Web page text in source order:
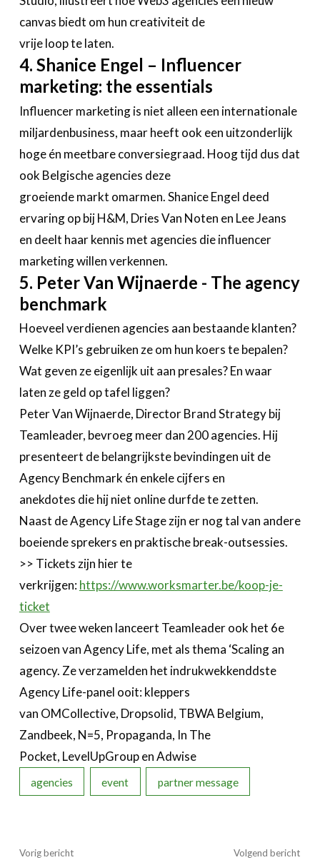
canvas biedt om hun creativiteit de
vrije loop te laten.
4. Shanice Engel – Influencer
marketing: the essentials
Influencer marketing is niet alleen een internationale
miljardenbusiness, maar heeft ook een uitzonderlijk
hoge én meetbare conversiegraad. Hoog tijd dus dat
ook Belgische agencies deze
groeiende markt omarmen. Shanice Engel deed
ervaring op bij H&M, Dries Van Noten en Lee Jeans
en deelt haar kennis met agencies die influencer
marketing willen verkennen.
5. Peter Van Wijnaerde - The agency
benchmark
Hoeveel verdienen agencies aan bestaande klanten?
Welke KPI’s gebruiken ze om hun koers te bepalen?
Wat geven ze eigenlijk uit aan presales? En waar
laten ze geld op tafel liggen?
Peter Van Wijnaerde, Director Brand Strategy bij
Teamleader, bevroeg meer dan 200 agencies. Hij
presenteert de belangrijkste bevindingen uit de
Agency Benchmark én enkele cijfers en
anekdotes die hij niet online durfde te zetten.
Naast de Agency Life Stage zijn er nog tal van andere
boeiende sprekers en praktische break-outsessies.
>> Tickets zijn hier te
verkrijgen:https://www.worksmarter.be/koop-je-
ticket
Over twee weken lanceert Teamleader ook het 6e
seizoen van Agency Life, met als thema ‘Scaling an
agency. Ze verzamelden het indrukwekkenddste
Agency Life-panel ooit: kleppers
van OMCollective, Dropsolid, TBWA Belgium,
Zandbeek, N=5, Propaganda, In The
Pocket, LevelUpGroup en Adwise
agencies event partner message
Vorig bericht Volgend bericht